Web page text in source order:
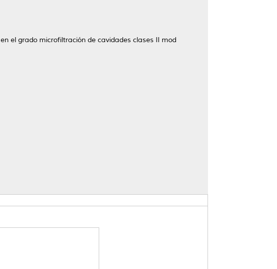
el grado microfiltración de cavidades clases II mod